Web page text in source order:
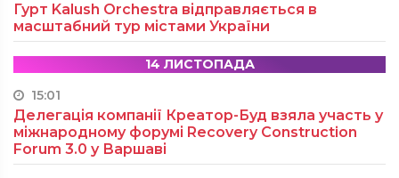
Гурт Kalush Orchestra відправляється в
масштабний тур містами України
14 ЛИСТОПАДА
15:01
Делегація компанії Креатор-Буд взяла участь у
міжнародному форумі Recovery Construction
Forum 3.0 у Варшаві